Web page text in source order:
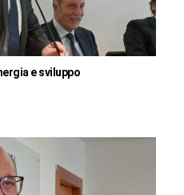
e sviluppo